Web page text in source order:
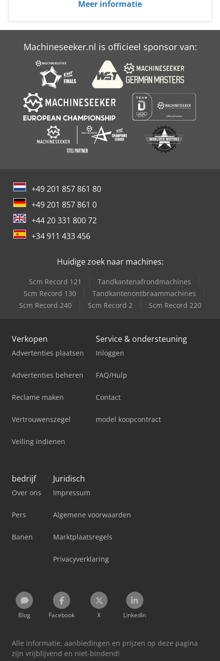
Case Ih Maxxum 5120
Case Ih Maxxum 5140
Case Ih Mx 100 C
Meer informatie
Machineseeker.nl is officieel sponsor van:
+49 201 857 861 80
+49 201 857 861 0
+44 20 331 800 72
+34 911 433 456
Huidige zoek naar machines:
Scm Record 121
Tandkantenafrondmachines
Scm Record 130
Tandkantenontbraammachines
Scm Record 240
Scm Record 2 Scm Record 220
Verkopen
Advertenties plaatsen
Advertenties beheren
Reclame maken
Vertrouwenszegel
Veiling indienen
Service & ondersteuning
Inloggen
FAQ/Hulp
Contact
model koopcontract
bedrijf
Over ons
Pers
Banen
Juridisch
Impressum
Algemene voorwaarden
Marktplaatsregels
Privacyverklaring
Blog Facebook X LinkedIn
Alle informatie, aanbiedingen en prijzen op deze pagina
zijn vrijblijvend en niet-bindend!